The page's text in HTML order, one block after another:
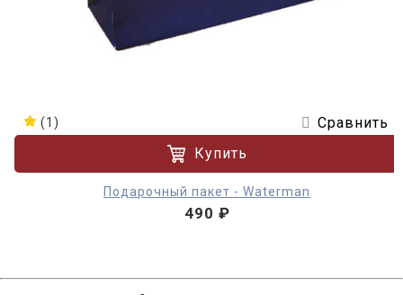
(1)
Сравнить
Купить
Подарочный пакет - Waterman
490 ₽